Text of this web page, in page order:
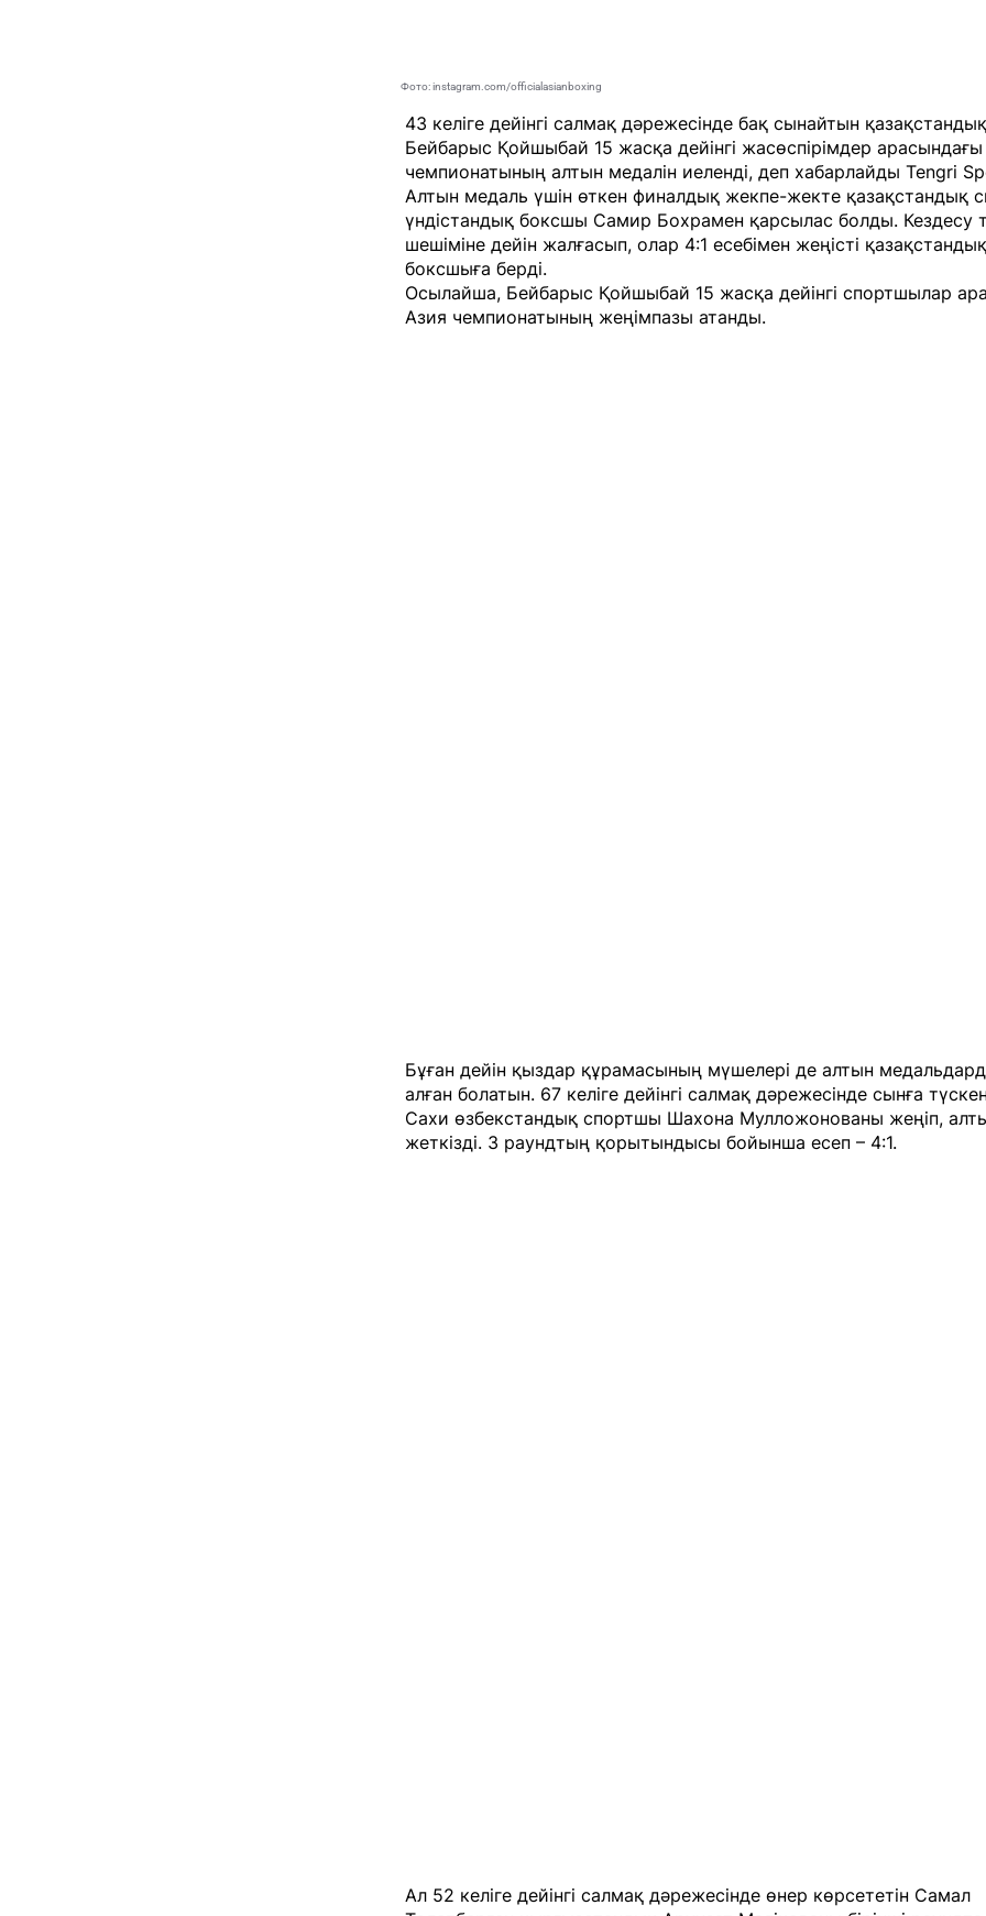
Фото: instagram.com/officialasianboxing
43 келіге дейінгі салмақ дәрежесінде бақ сынайтын
Бейбарыс Қойшыбай 15 жасқа дейінгі жасөспірімдер
чемпионатының алтын медалін иеленді, деп хабарлайды Tengri
Алтын медаль үшін өткен финалдық жекпе-жекте қазақстандық
үндістандық боксшы Самир Бохрамен қарсылас болды. Кездесу
шешіміне дейін жалғасып, олар 4:1 есебімен жеңісті қазақстандық
боксшыға берді.
Осылайша, Бейбарыс Қойшыбай 15 жасқа дейінгі спортшылар
Азия чемпионатының жеңімпазы атанды.
Бұған дейін қыздар құрамасының мүшелері де алтын
алған болатын. 67 келіге дейінгі салмақ дәрежесінде сынға
Сахи өзбекстандық спортшы Шахона Мулложонованы жеңіп,
жеткізді. 3 раундтың қорытындысы бойынша есеп – 4:1.
Ал 52 келіге дейінгі салмақ дәрежесінде өнер көрсететін Самал